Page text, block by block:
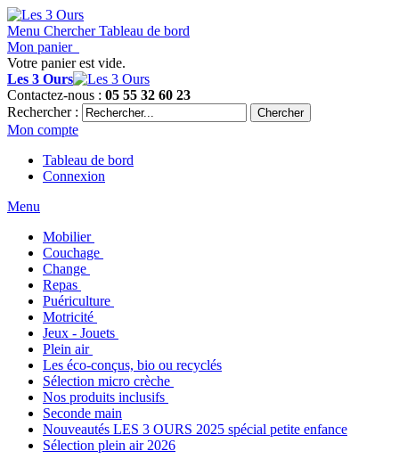
Menu Chercher Tableau de bord
Mon panier
Votre panier est vide.
Les 3 Ours
Contactez-nous : 05 55 32 60 23
Rechercher :
Chercher
Mon compte
Tableau de bord
Connexion
Menu
Mobilier
Couchage
Change
Repas
Puériculture
Motricité
Jeux - Jouets
Plein air
Les éco-conçus, bio ou recyclés
Sélection micro crèche
Nos produits inclusifs
Seconde main
Nouveautés LES 3 OURS 2025 spécial petite enfance
Sélection plein air 2026